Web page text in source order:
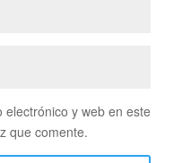
y web en este
que comente.